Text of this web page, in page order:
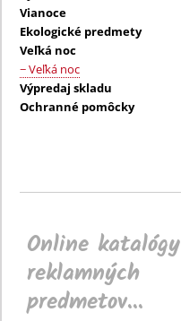
Vianoce
Ekologické predmety
Veľká noc
− Veľká noc
Výpredaj skladu
Ochranné pomôcky
Online katalógy
reklamných
predmetov...